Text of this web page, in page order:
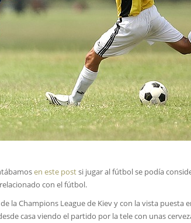
en este postsi jugar al fútbol se podía
con el fútbol.
la Champions League de Kiev y con la vista puesta
casa viendo el partido por la tele con unas